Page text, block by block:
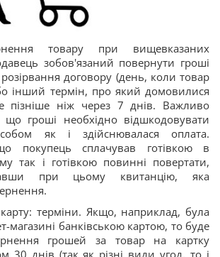
товару при вищевказаних
зобов'язаний повернути гроші
договору (день, коли товар
інший термін, про який домовилися
пізніше ніж через 7 днів. Важливо
що гроші необхідно відшкодовувати
як і здійснювалася оплата.
покупець сплачував готівкою в
так і готівкою повинні повертати,
при цьому квитанцію, яка
терміни. Якщо, наприклад, була
магазині банківською картою, то буде
грошей за товар на картку